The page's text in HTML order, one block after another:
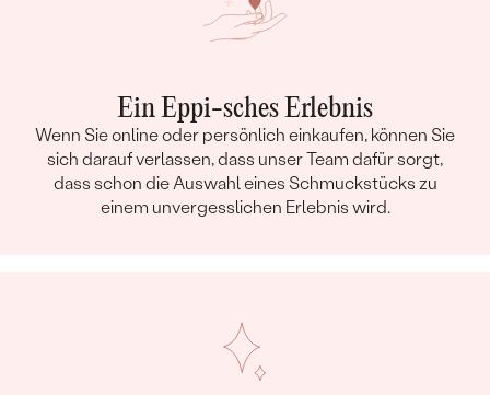
Ein Eppi-sches Erlebnis
Wenn Sie online oder persönlich einkaufen, können Sie
sich darauf verlassen, dass unser Team dafür sorgt,
dass schon die Auswahl eines Schmuckstücks zu
einem unvergesslichen Erlebnis wird.